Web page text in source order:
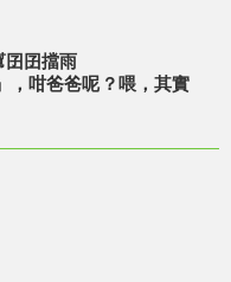
囝囝擋雨
，咁爸爸呢？喂，其實